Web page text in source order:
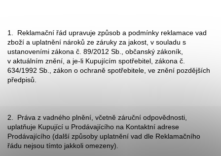
1. Reklamační řád upravuje způsob a podmínky reklamace vad
zboží a uplatnění nároků ze záruky za jakost, v souladu s
ustanoveními zákona č. 89/2012 Sb., občanský zákoník,
v aktuálním znění, a je-li Kupujícím spotřebitel, zákona č.
634/1992 Sb., zákon o ochraně spotřebitele, ve znění pozdějších
předpisů.
2. Práva z vadného plnění, včetně záruční odpovědnosti,
uplatňuje Kupující u Prodávajícího na Kontaktní adrese
Prodávajícího (další způsoby uplatnění vad dle Reklamačního
řádu nejsou tímto jakkoli omezeny).